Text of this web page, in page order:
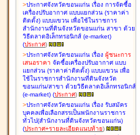
>ประกาศจังหวัดขอนแก่น เรื่อง การจัดซื้อ
เครื่องปรับอากาศ แบบแยกส่วน (ราคาค่า
ติดตั้ง) แบบแขวน เพื่อใช้ในราชการ
สำนักงานที่ดินจังหวัดขอนแก่น สาขา ด้วย
วิธีตลาดอิเล็กทรอนิกส์ (e-market)
(ประกาศ)
>ประกาศจังหวัดขอนแก่น เรื่อง ผู้ชนะการ
เสนอราคา จัดซื้อเครื่องปรับอากาศ แบบ
แยกส่วน (ราคาค่าติดตั้ง) แบบแขวน เพื่อ
ใช้ในราชการสำนักงานที่ดินจังหวัด
ขอนแก่น/สาขา ด้วยวิธีตลาดอิเล็กทรอนิกส์
(e-market) (ประกาศ)
>ประกาศจังหวัดขอนแก่น เรื่อง รับสมัคร
บุคคลเพื่อเลือกสรรเป็นพนักงานราชการ
ทั่วไป(สำนักงานที่ดินจังหวัดขอนแก่น)
(ประกาศ+รายละเอียดแนบท้าย)